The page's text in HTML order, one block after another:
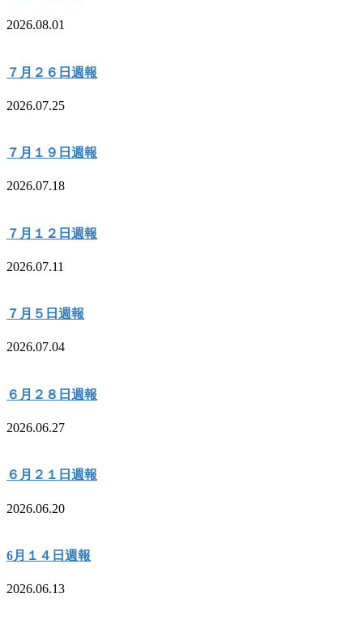
2026.08.01
７月２６日週報
2026.07.25
７月１９日週報
2026.07.18
７月１２日週報
2026.07.11
７月５日週報
2026.07.04
６月２８日週報
2026.06.27
６月２１日週報
2026.06.20
6月１４日週報
2026.06.13